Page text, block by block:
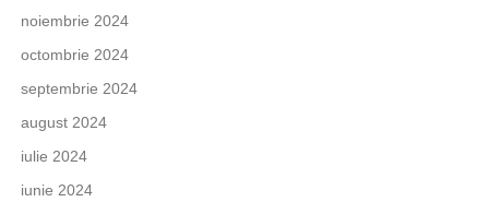
noiembrie 2024
octombrie 2024
septembrie 2024
august 2024
iulie 2024
iunie 2024